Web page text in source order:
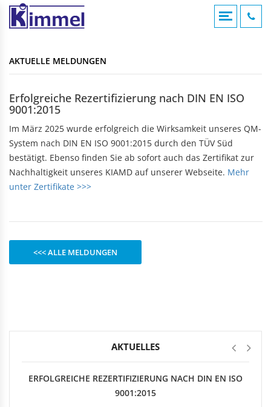
Übersicht
Anwendungsgebiete
Nomenklatur
Bearbeitungshinweise
Lohnarbeiten
KIAMID
zu den Produkten
SEBAMID
zu den Produkten
Übersicht
BADEWANNEN
Eckbadewannen
Rechteckwannen
Sechseckwannen
Achteckwannen
Rund- und Ovalwannen
Babywannen
DUSCHWANNEN
Übersicht
MASCHINENTECHNIK
Maschinen
KLAPPBECHER
Historie
ARTIKEL A BIS Z
299 kleine Helfer
Kabelklemmbügel
AKTUELLE MELDUNGEN
KONTAKTFOMULAR
DATENSCHUTZ
AKTUELLE MELDUNGEN
Erfolgreiche Rezertifizierung nach DIN EN ISO
9001:2015
Im März 2025 wurde erfolgreich die Wirksamkeit unseres QM-
System nach DIN EN ISO 9001:2015 durch den TÜV Süd
bestätigt. Ebenso finden Sie ab sofort auch das Zertifikat zur
Nachhaltigkeit unseres KIAMD auf unserer Webseite. Mehr
unter Zertifikate >>>
<<< ALLE MELDUNGEN
AKTUELLES
ERFOLGREICHE REZERTIFIZIERUNG NACH DIN EN ISO
9001:2015